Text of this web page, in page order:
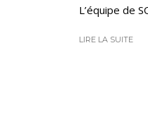
L’équipe de
LIRE LA SUITE